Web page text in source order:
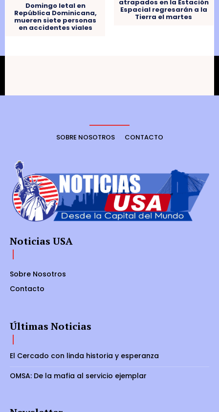
Domingo letal en
República Dominicana,
mueren siete personas
en accidentes viales
atrapados en la Estación
Espacial regresarán a la
Tierra el martes
SOBRE NOSOTROS CONTACTO
Noticias USA
Sobre Nosotros
Contacto
Últimas Noticias
El Cercado con linda historia y esperanza
OMSA: De la mafia al servicio ejemplar